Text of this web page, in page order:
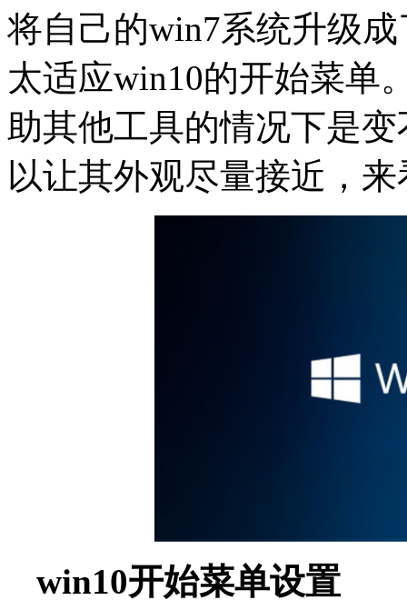
将自己的win7系统升级
太适应win10的开始菜单
助其他工具的情况下是
以让其外观尽量接近，
win10开始菜单设置